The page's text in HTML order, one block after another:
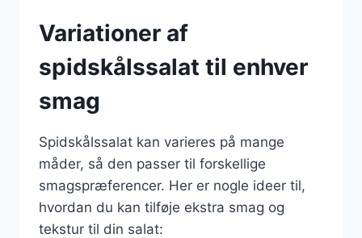
Variationer af
spidskålssalat til enhver
smag
Spidskålssalat kan varieres på mange
måder, så den passer til forskellige
smagspræferencer. Her er nogle ideer til,
hvordan du kan tilføje ekstra smag og
tekstur til din salat: